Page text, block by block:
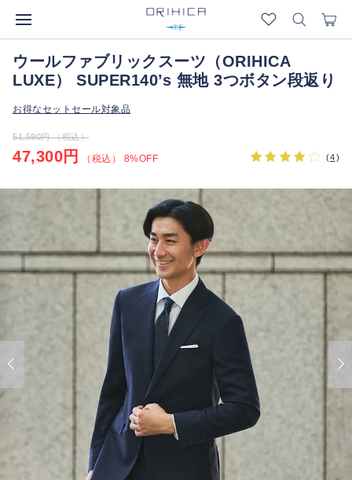
ウールファブリックスーツ（ORIHICA
LUXE） SUPER140’s 無地 3つボタン段返り
お得なセットセール対象品
51,590円 （税込）
47,300円 （税込） 8%OFF (4)